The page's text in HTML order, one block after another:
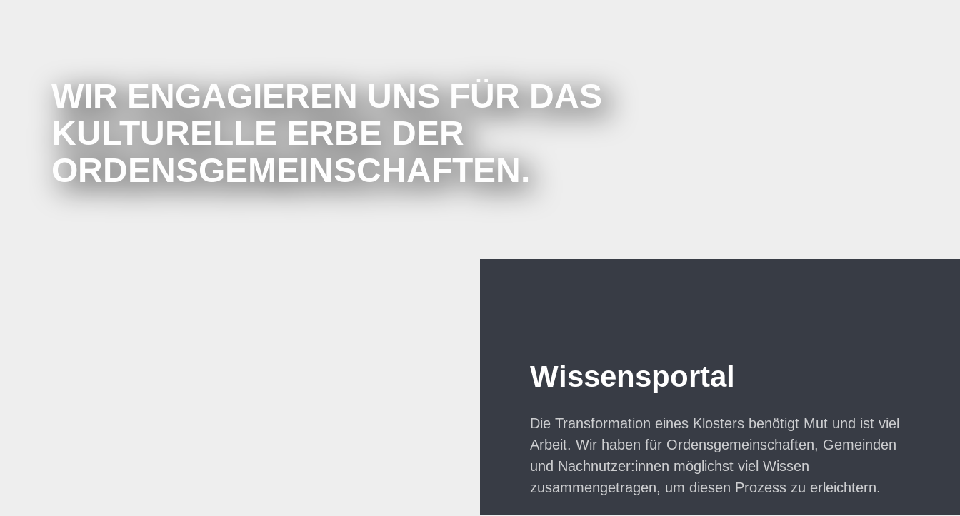
WIR ENGAGIEREN UNS FÜR DAS
KULTURELLE ERBE DER
ORDENSGEMEINSCHAFTEN.
Wissensportal
Die Transformation eines Klosters benötigt Mut und ist viel
Arbeit. Wir haben für Ordensgemeinschaften, Gemeinden
und Nachnutzer:innen möglichst viel Wissen
zusammengetragen, um diesen Prozess zu erleichtern.